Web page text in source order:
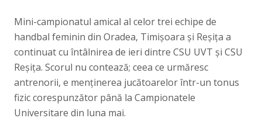
Mini-campionatul amical al celor trei echipe de
handbal feminin din Oradea, Timișoara și Reșița a
continuat cu întâlnirea de ieri dintre CSU UVT și CSU
Reșița. Scorul nu contează; ceea ce urmăresc
antrenorii, e menținerea jucătoarelor într-un tonus
fizic corespunzător până la Campionatele
Universitare din luna mai.